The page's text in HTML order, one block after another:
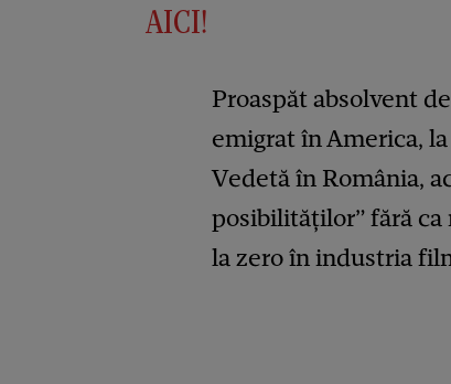
AICI!
Proaspăt absolvent
emigrat în America,
Vedetă în România,
posibilităților” fără ca
la zero în industria